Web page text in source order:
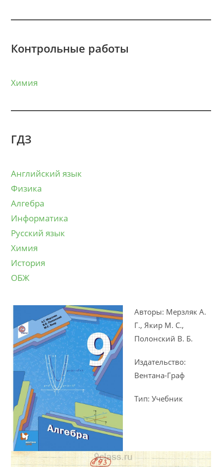
Контрольные работы
Химия
ГДЗ
Английский язык
Физика
Алгебра
Информатика
Русский язык
Химия
История
ОБЖ
Авторы: Мерзляк А.
Г., Якир М. С.,
Полонский В. Б.
Издательство:
Вентана-Граф
Тип: Учебник